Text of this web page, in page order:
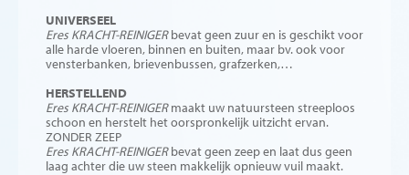
UNIVERSEEL
Eres KRACHT-REINIGERbevat geen zuur en is geschikt voor
alle harde vloeren, binnen en buiten, maar bv. ook voor
vensterbanken, brievenbussen, grafzerken,…
HERSTELLEND
Eres KRACHT-REINIGERmaakt uw natuursteen streeploos
schoon en herstelt het oorspronkelijk uitzicht ervan.
ZONDER ZEEP
Eres KRACHT-REINIGERbevat geen zeep en laat dus geen
laag achter die uw steen makkelijk opnieuw vuil maakt.